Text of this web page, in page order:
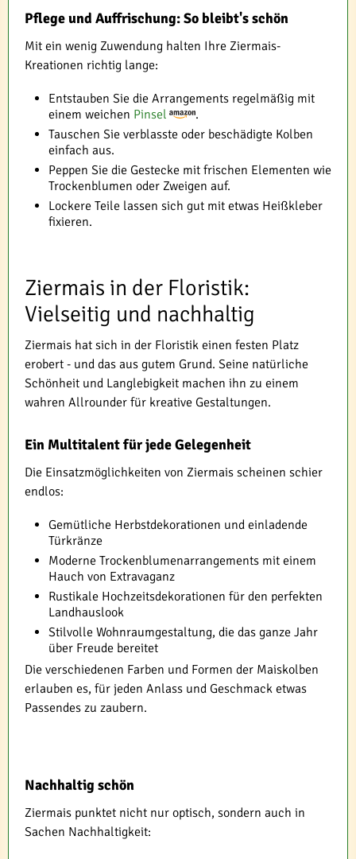
Pflege und Auffrischung: So bleibt's schön
Mit ein wenig Zuwendung halten Ihre Ziermais-
Kreationen richtig lange:
Entstauben Sie die Arrangements regelmäßig mit
einem weichen Pinsel
.
Tauschen Sie verblasste oder beschädigte Kolben
einfach aus.
Peppen Sie die Gestecke mit frischen Elementen wie
Trockenblumen oder Zweigen auf.
Lockere Teile lassen sich gut mit etwas Heißkleber
fixieren.
Ziermais in der Floristik:
Vielseitig und nachhaltig
Ziermais hat sich in der Floristik einen festen Platz
erobert - und das aus gutem Grund. Seine natürliche
Schönheit und Langlebigkeit machen ihn zu einem
wahren Allrounder für kreative Gestaltungen.
Ein Multitalent für jede Gelegenheit
Die Einsatzmöglichkeiten von Ziermais scheinen schier
endlos:
Gemütliche Herbstdekorationen und einladende
Türkränze
Moderne Trockenblumenarrangements mit einem
Hauch von Extravaganz
Rustikale Hochzeitsdekorationen für den perfekten
Landhauslook
Stilvolle Wohnraumgestaltung, die das ganze Jahr
über Freude bereitet
Die verschiedenen Farben und Formen der Maiskolben
erlauben es, für jeden Anlass und Geschmack etwas
Passendes zu zaubern.
Nachhaltig schön
Ziermais punktet nicht nur optisch, sondern auch in
Sachen Nachhaltigkeit: